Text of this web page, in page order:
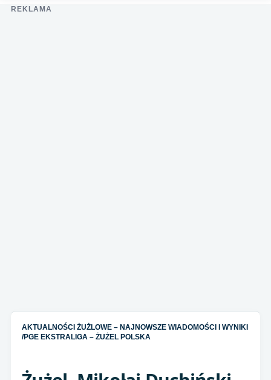
REKLAMA
AKTUALNOŚCI ŻUŻLOWE – NAJNOWSZE WIADOMOŚCI I WYNIKI
/PGE EKSTRALIGA – ŻUŻEL POLSKA